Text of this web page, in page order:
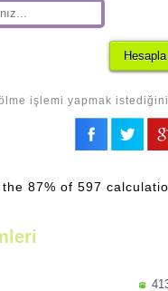
işlemi yapmak
87% of 597